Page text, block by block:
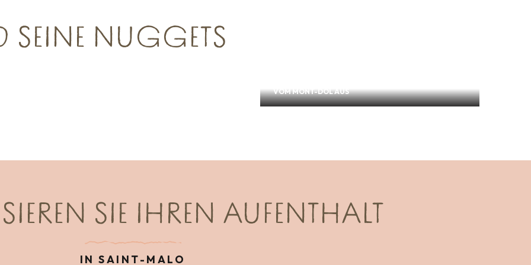
SEINE NUGGETS
VOM MONT-DOL AUS
SIE IHREN AUFENTHALT
IN SAINT-MALO